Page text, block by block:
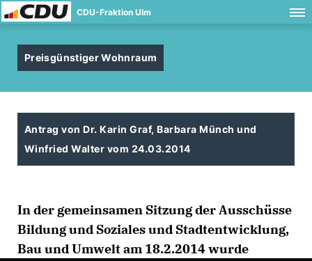
CDU-Fraktion Ulm
Preisgünstiger Wohnraum
Antrag von Dr. Karin Graf, Barbara Münch und
Winfried Walter vom 24.03.2014
In der gemeinsamen Sitzung der Ausschüsse
Bildung und Soziales und Stadtentwicklung,
Bau und Umwelt am 18.2.2014 wurde